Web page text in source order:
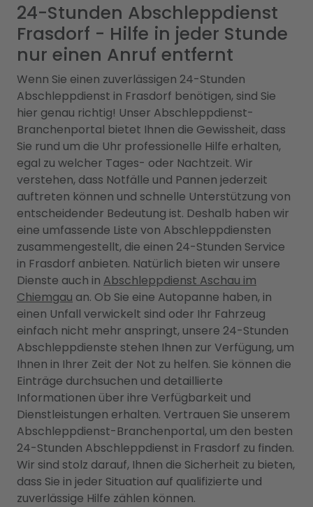
24-Stunden Abschleppdienst
Frasdorf - Hilfe in jeder Stunde
nur einen Anruf entfernt
Wenn Sie einen zuverlässigen 24-Stunden
Abschleppdienst in Frasdorf benötigen, sind Sie
hier genau richtig! Unser Abschleppdienst-
Branchenportal bietet Ihnen die Gewissheit, dass
Sie rund um die Uhr professionelle Hilfe erhalten,
egal zu welcher Tages- oder Nachtzeit. Wir
verstehen, dass Notfälle und Pannen jederzeit
auftreten können und schnelle Unterstützung von
entscheidender Bedeutung ist. Deshalb haben wir
eine umfassende Liste von Abschleppdiensten
zusammengestellt, die einen 24-Stunden Service
in Frasdorf anbieten. Natürlich bieten wir unsere
Dienste auch in Abschleppdienst Aschau im
Chiemgau an. Ob Sie eine Autopanne haben, in
einen Unfall verwickelt sind oder Ihr Fahrzeug
einfach nicht mehr anspringt, unsere 24-Stunden
Abschleppdienste stehen Ihnen zur Verfügung, um
Ihnen in Ihrer Zeit der Not zu helfen. Sie können die
Einträge durchsuchen und detaillierte
Informationen über ihre Verfügbarkeit und
Dienstleistungen erhalten. Vertrauen Sie unserem
Abschleppdienst-Branchenportal, um den besten
24-Stunden Abschleppdienst in Frasdorf zu finden.
Wir sind stolz darauf, Ihnen die Sicherheit zu bieten,
dass Sie in jeder Situation auf qualifizierte und
zuverlässige Hilfe zählen können.